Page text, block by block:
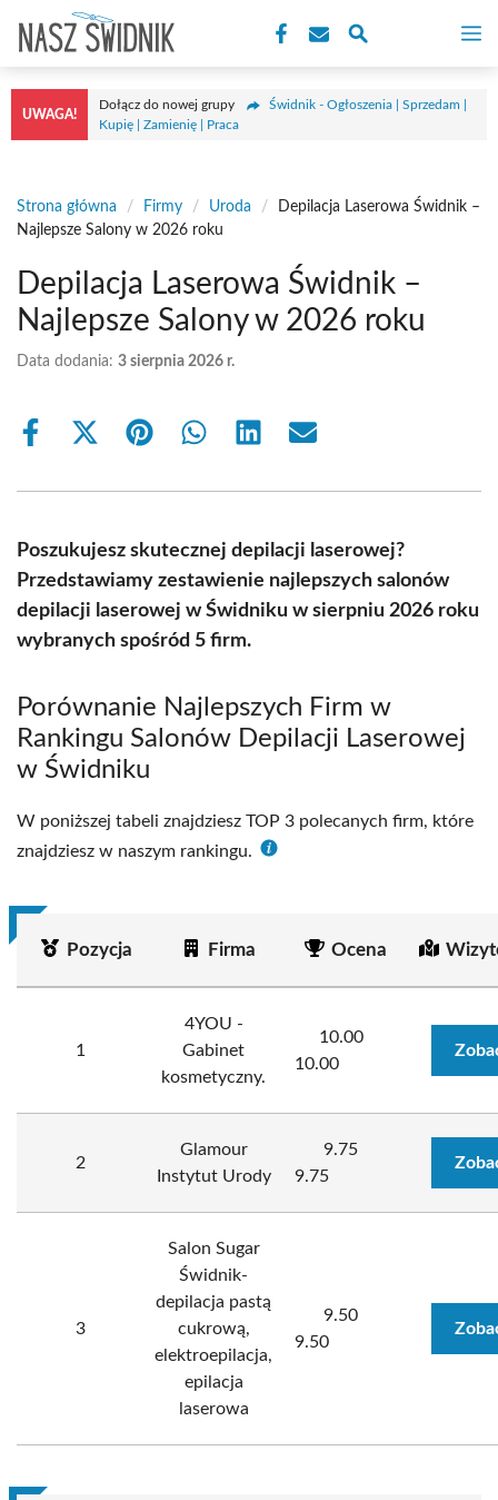
treści
UWAGA!
Dołącz do nowej grupy
Świdnik - Ogłoszenia | Sprzedam |
Kupię | Zamienię | Praca
Strona główna / Firmy / Uroda /
Depilacja Laserowa Świdnik –
Najlepsze Salony w 2026 roku
Depilacja Laserowa Świdnik –
Najlepsze Salony w 2026 roku
Data dodania: 3 sierpnia 2026 r.
Share
Share
(Twitter)
Share Share Share Share
Poszukujesz skutecznej depilacji laserowej?
Przedstawiamy zestawienie najlepszych salonów
depilacji laserowej w Świdniku w sierpniu 2026 roku
wybranych spośród 5 firm.
Porównanie Najlepszych Firm w
Rankingu Salonów Depilacji Laserowej
w Świdniku
W poniższej tabeli znajdziesz TOP 3 polecanych firm, które
znajdziesz w naszym rankingu.
Pozycja Firma Ocena
1
4YOU -
Gabinet
kosmetyczny.
10.00
10.00
2
Glamour
Instytut Urody
9.75
9.75
3
Salon Sugar
Świdnik-
depilacja pastą
cukrową,
elektroepilacja,
epilacja
laserowa
9.50
9.50